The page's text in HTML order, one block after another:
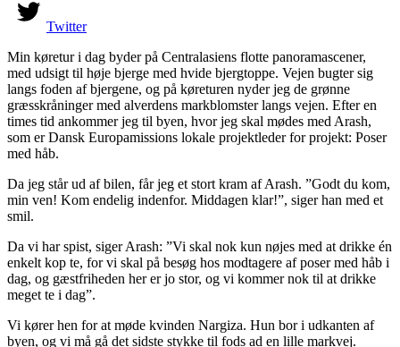
Twitter
Min køretur i dag byder på Centralasiens flotte panoramascener,
med udsigt til høje bjerge med hvide bjergtoppe. Vejen bugter sig
langs foden af bjergene, og på køreturen nyder jeg de grønne
græsskråninger med alverdens markblomster langs vejen. Efter en
times tid ankommer jeg til byen, hvor jeg skal mødes med Arash,
som er Dansk Europamissions lokale projektleder for projekt: Poser
med håb.
Da jeg står ud af bilen, får jeg et stort kram af Arash. ”Godt du kom,
min ven! Kom endelig indenfor. Middagen klar!”, siger han med et
smil.
Da vi har spist, siger Arash: ”Vi skal nok kun nøjes med at drikke én
enkelt kop te, for vi skal på besøg hos modtagere af poser med håb i
dag, og gæstfriheden her er jo stor, og vi kommer nok til at drikke
meget te i dag”.
Vi kører hen for at møde kvinden Nargiza. Hun bor i udkanten af
byen, og vi må gå det sidste stykke til fods ad en lille markvej.